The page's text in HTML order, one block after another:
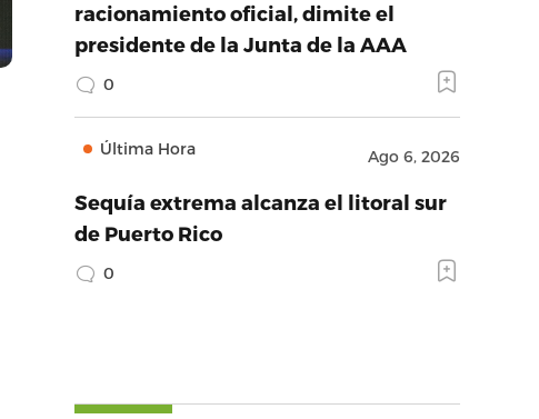
racionamiento oficial, dimite el
presidente de la Junta de la AAA
0
Última Hora Ago 6, 2026
Sequía extrema alcanza el litoral sur
de Puerto Rico
0